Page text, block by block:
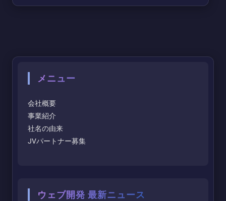
メニュー
会社概要
事業紹介
社名の由来
JVパートナー募集
ウェブ開発 最新ニュース